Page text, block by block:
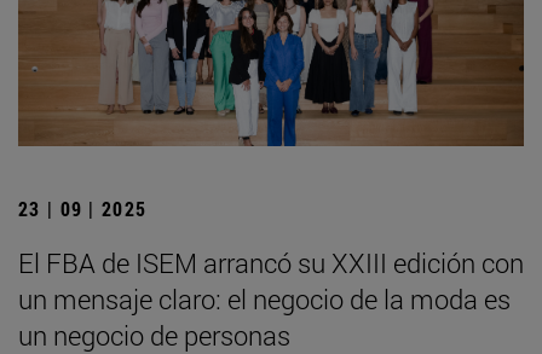
23 | 09 | 2025
El FBA de ISEM arrancó su XXIII edición con
un mensaje claro: el negocio de la moda es
un negocio de personas